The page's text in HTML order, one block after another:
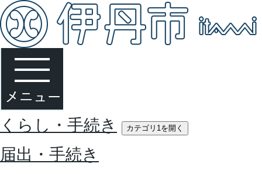
くらし・手続き カテゴリ1を開く
届出・手続き